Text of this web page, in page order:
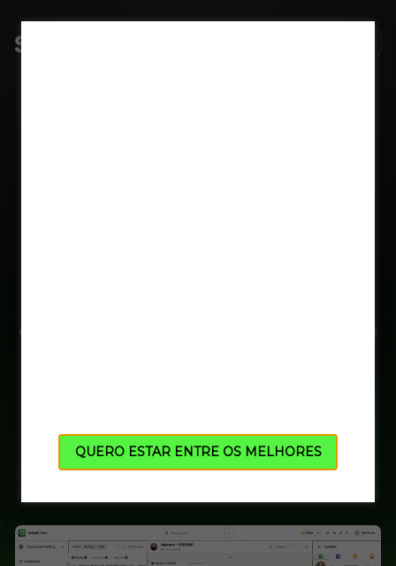
QUERO ESTAR ENTRE OS MELHORES
centraliza WhatsApp, Instagram e todos os canais
Agendar demonstração